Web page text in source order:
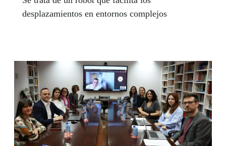
desplazamientos en entornos complejos